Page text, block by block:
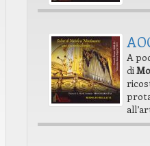
A
di
e